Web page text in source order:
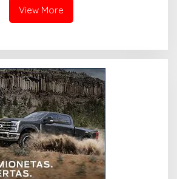
View More